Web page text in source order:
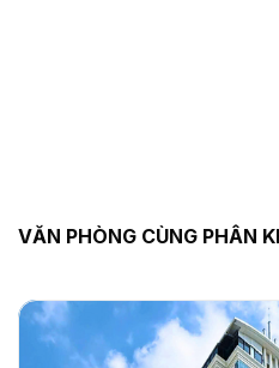
VĂN PHÒNG CÙNG PHÂN